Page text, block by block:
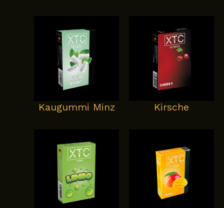
Kaugummi Minz Kirsche